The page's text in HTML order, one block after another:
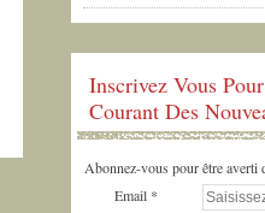
Inscrivez Vous
Courant Des
Abonnez-vous pour être averti
Email